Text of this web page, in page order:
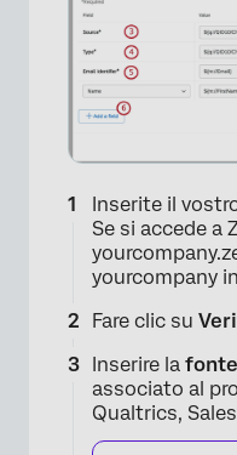
Inserite il
Se si accede a
yourcompany
Fare clic su
Inserire la fonte
associato al
Qualtrics,